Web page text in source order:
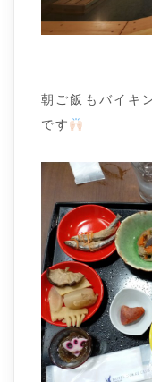
朝ご飯もバイキ
です